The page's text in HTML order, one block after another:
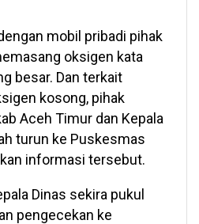
mobil pribadi pihak
oksigen kata
besar. Dan terkait
kosong, pihak
Aceh Timur dan Kepala
turun ke Puskesmas
informasi tersebut.
Dinas sekira pukul
pengecekan ke